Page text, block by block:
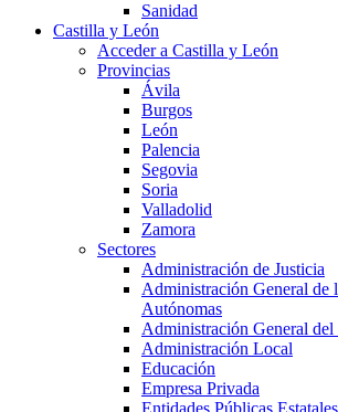
Sanidad
Castilla y León
Acceder a Castilla y León
Provincias
Ávila
Burgos
León
Palencia
Segovia
Soria
Valladolid
Zamora
Sectores
Administración de Justicia
Administración General de
Autónomas
Administración General del
Administración Local
Educación
Empresa Privada